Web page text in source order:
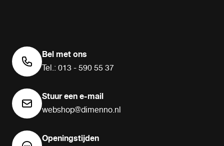
Bel met ons
Tel.: 013 - 590 55 37
Stuur een e-mail
webshop@dimenno.nl
Openingstijden